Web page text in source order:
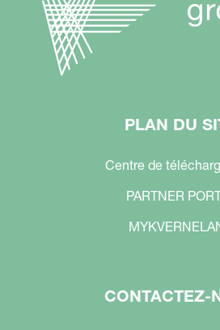
PLAN DU
Centre de
PARTNER
CONTACTEZ-